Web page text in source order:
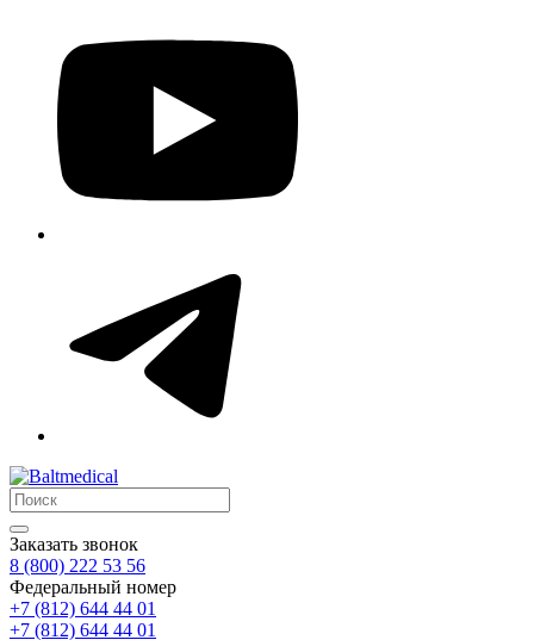
Заказать звонок
8 (800) 222 53 56
Федеральный номер
+7 (812) 644 44 01
+7 (812) 644 44 01